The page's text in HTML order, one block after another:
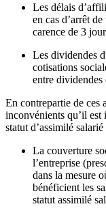
Les délais
en cas d’arrêt
carence de 3
Les dividendes
cotisations
entre dividendes
En contrepartie de ces
inconvénients qu’il est
statut d’assimilé salarié
La couverture
l’entreprise
dans la mesure
bénéficient les
statut assimilé